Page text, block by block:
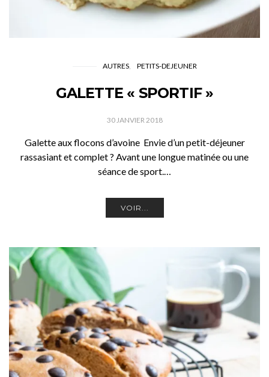
AUTRES PETITS-DEJEUNER
GALETTE « SPORTIF »
30 JANVIER 2018
Galette aux flocons d’avoine Envie d’un petit-déjeuner
rassasiant et complet ? Avant une longue matinée ou une
séance de sport.…
VOIR...